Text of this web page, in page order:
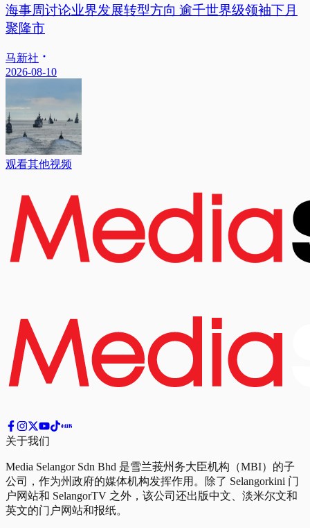
海事周讨论业界发展转型方向 逾千世界级领袖下月
聚隆市
马新社
2026-08-10
观看其他视频
关于我们
Media Selangor Sdn Bhd 是雪兰莪州务大臣机构（MBI）的子
公司，作为州政府的媒体机构发挥作用。除了 Selangorkini 门
户网站和 SelangorTV 之外，该公司还出版中文、淡米尔文和
英文的门户网站和报纸。